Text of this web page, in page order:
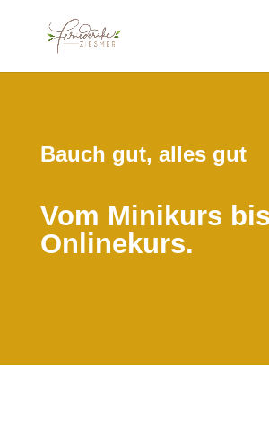
Bauch gut, alles gut
Vom Minikurs
Onlinekurs.